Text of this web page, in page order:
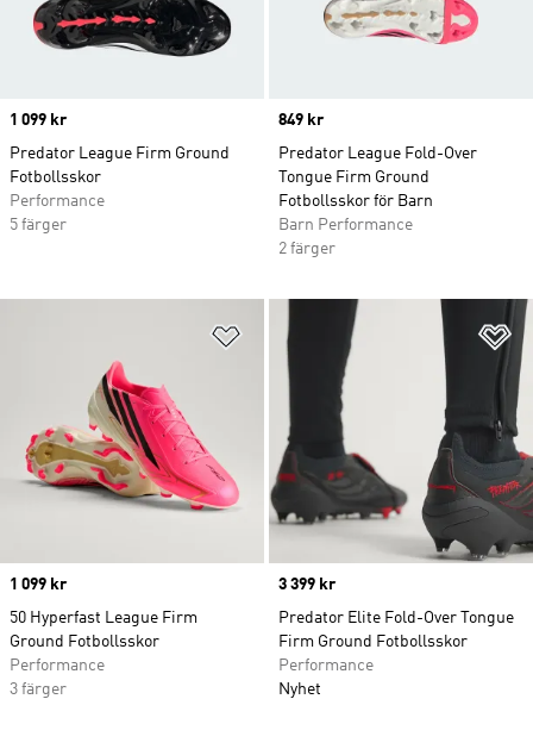
Price
1 099 kr
Predator League Firm Ground
Fotbollsskor
Performance
5 färger
Price
849 kr
Predator League Fold-Over
Tongue Firm Ground
Fotbollsskor för Barn
Barn Performance
2 färger
Lägg till på önskelistan
Price
1 099 kr
50 Hyperfast League Firm
Ground Fotbollsskor
Performance
3 färger
Price
3 399 kr
Predator Elite Fold-Over Tongue
Firm Ground Fotbollsskor
Performance
Nyhet